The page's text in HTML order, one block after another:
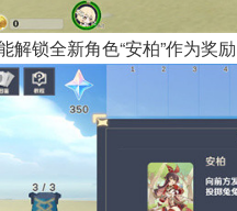
解锁全新角色“安柏”作为奖